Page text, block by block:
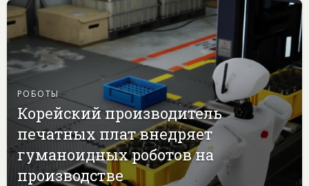
РОБОТЫ
Корейский производитель
печатных плат внедряет
гуманоидных роботов на
производстве